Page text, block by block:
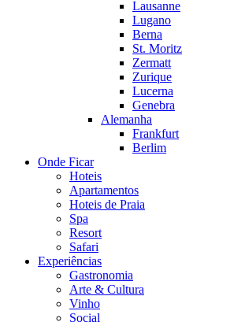
Lausanne
Lugano
Berna
St. Moritz
Zermatt
Zurique
Lucerna
Genebra
Alemanha
Frankfurt
Berlim
Onde Ficar
Hoteis
Apartamentos
Hoteis de Praia
Spa
Resort
Safari
Experiências
Gastronomia
Arte & Cultura
Vinho
Social